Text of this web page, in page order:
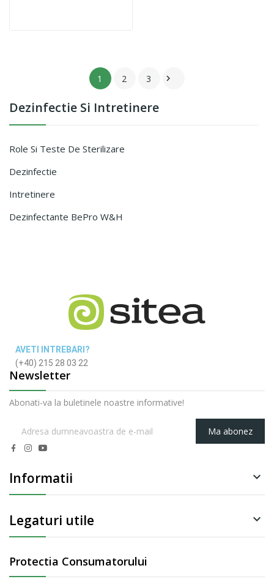
Dezinfectie Si Intretinere
Role Si Teste De Sterilizare
Dezinfectie
Intretinere
Dezinfectante BePro W&H
1 2 3 
AVETI INTREBARI?
(+40) 215 28 03 22
Newsletter
Abonati-va la buletinele noastre informative!
Ma abonez
Informatii 
Legaturi utile 
Protectia Consumatorului